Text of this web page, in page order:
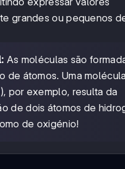
grandes ou pequenos
As moléculas são
de átomos. Uma
por exemplo, resulta da
de dois átomos de
de oxigénio!